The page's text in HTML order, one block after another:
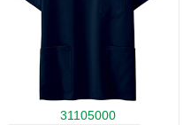
31105000